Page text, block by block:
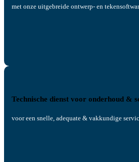
met onze uitgebreide ontwerp- en
Technische dienst voor onderhoud &
voor een snelle, adequate & vakkundige